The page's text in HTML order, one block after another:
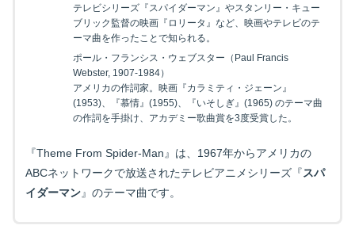
テレビシリーズ『スパイダーマン』やスタンリー・キュー
ブリック監督の映画『ロリータ』など、映画やテレビのテ
ーマ曲を作ったことで知られる。
ポール・フランシス・ウェブスター（Paul Francis
Webster, 1907-1984）
アメリカの作詞家。映画『カラミティ・ジェーン』
(1953)、『慕情』(1955)、『いそしぎ』(1965) のテーマ曲
の作詞を手掛け、アカデミー歌曲賞を3度受賞した。
『Theme From Spider-Man』は、1967年からアメリカの
ABCネットワークで放送されたテレビアニメシリーズ『スパ
イダーマン』のテーマ曲です。